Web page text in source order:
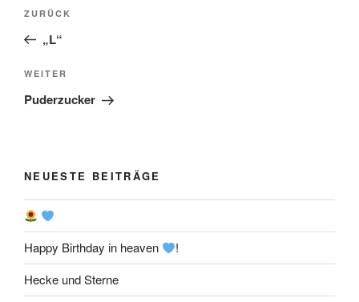
Vorheriger
Beitrag
ZURÜCK
„L“
Nächster
Beitrag
WEITER
Puderzucker
NEUESTE BEITRÄGE
Happy Birthday in heaven
!
Hecke und Sterne